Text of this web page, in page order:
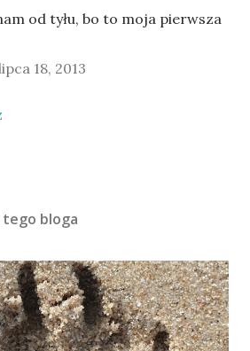
od tyłu, bo to moja pierwsza
18, 2013
bloga